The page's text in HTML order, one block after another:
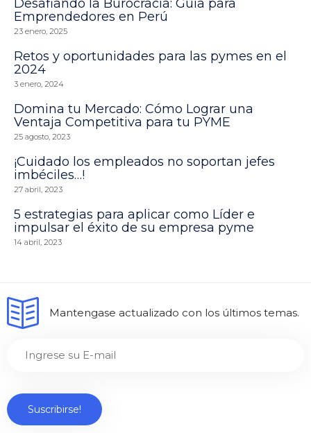
Desafiando la Burocracia: Guía para
Emprendedores en Perú
23 enero, 2025
Retos y oportunidades para las pymes en el
2024
3 enero, 2024
Domina tu Mercado: Cómo Lograr una
Ventaja Competitiva para tu PYME
25 agosto, 2023
¡Cuidado los empleados no soportan jefes
imbéciles…!
27 abril, 2023
5 estrategias para aplicar como Líder e
impulsar el éxito de su empresa pyme
14 abril, 2023
Mantengase actualizado con los últimos temas.